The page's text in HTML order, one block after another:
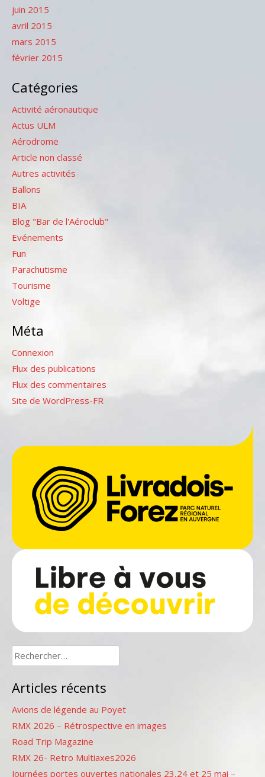
juin 2015
avril 2015
mars 2015
février 2015
Catégories
Activité aéronautique
Actus ULM
Aérodrome
Article non classé
Autres activités
Ballons
BIA
Blog "Bar de l'Aéroclub"
Evénements
Fun
Parachutisme
Tourisme
Voltige
Méta
Connexion
Flux des publications
Flux des commentaires
Site de WordPress-FR
Rechercher :
Articles récents
Avions de légende au Poyet
RMX 2026 – Rétrospective en images
Road Trip Magazine
RMX 26- Retro Multiaxes2026
Journées portes ouvertes nationales 23,24 et 25 mai –